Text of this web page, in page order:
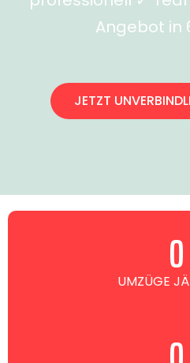
Angebot in
JETZT
UMZÜGE0